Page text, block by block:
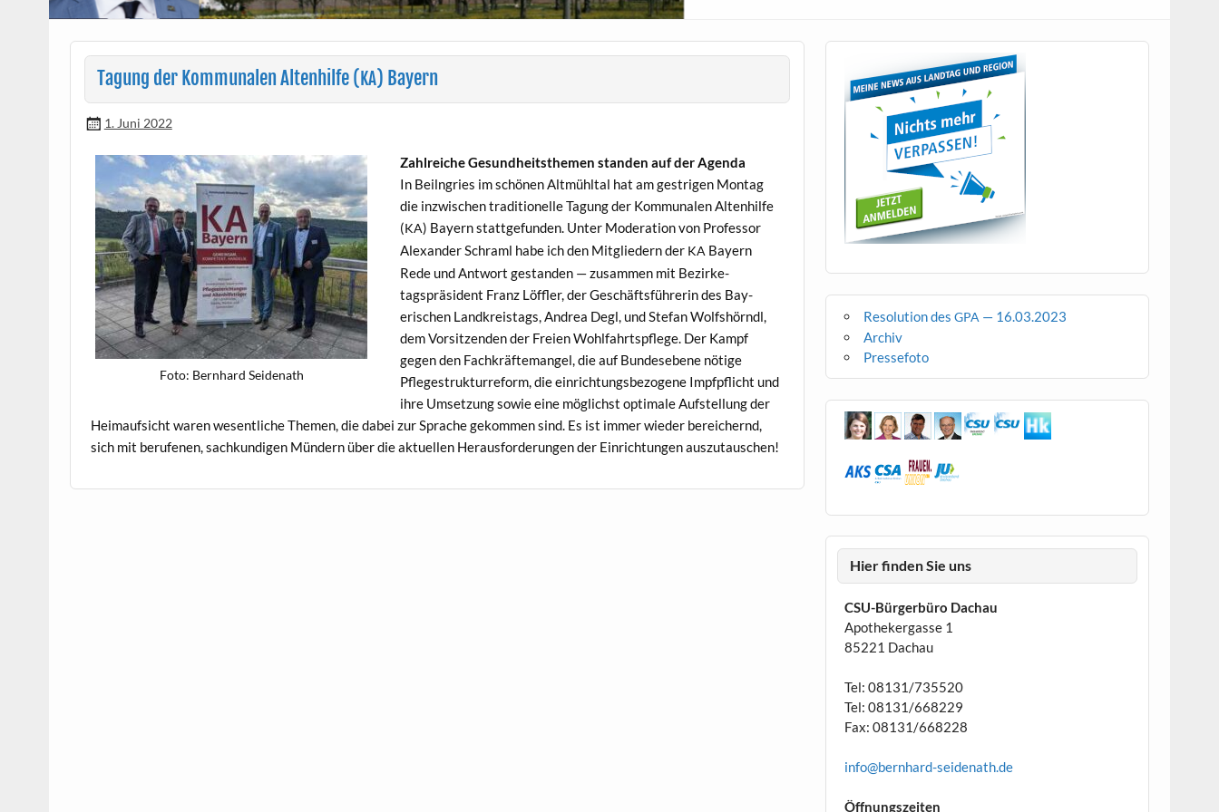
Tagung der Kommunalen Altenhilfe ( KA) Bayern
1. Juni 2022
Foto: Bern­hard Seidenath
Zahlre­iche Gesund­heit­s­the­men standen auf der Agenda
In Beil­ngries im schö­nen Alt­mühltal hat am gestri­gen Mon­tag
die inzwis­chen tra­di­tionelle Tagung der Kom­mu­nalen Altenhil­fe
(KA) Bay­ern stattge­fun­den. Unter Mod­er­a­tion von Pro­fes­sor
Alexan­der Schraml habe ich den Mit­gliedern der KA Bay­ern
Rede und Antwort ges­tanden — zusam­men mit Bezir­ke­
tagspräsi­dent Franz Löf­fler, der Geschäfts­führerin des Bay­
erischen Land­kreistags, Andrea Degl, und Ste­fan Wolf­shörndl,
dem Vor­sitzen­den der Freien Wohlfahrt­spflege. Der Kampf
gegen den Fachkräfte­man­gel, die auf Bun­de­sebene nötige
Pflegestruk­tur­reform, die ein­rich­tungs­be­zo­gene Impf­pflicht und
ihre Umset­zung sowie eine möglichst opti­male Auf­stel­lung der
Heimauf­sicht waren wesentliche The­men, die dabei zur Sprache gekom­men sind. Es ist immer wieder bere­ich­ernd,
sich mit berufe­nen, sachkundi­gen Mün­dern über die aktuellen Her­aus­forderun­gen der Ein­rich­tun­gen auszutauschen!
Resolution desGPA — 16.03.2023
Archiv
Pressefoto
Hier finden Sie uns
CSU-Bürgerbüro Dachau
Apothekergasse 1
85221 Dachau
Tel: 08131/735520
Tel: 08131/668229
Fax: 08131/668228
info@bernhard-seidenath.de
Öffnungszeiten